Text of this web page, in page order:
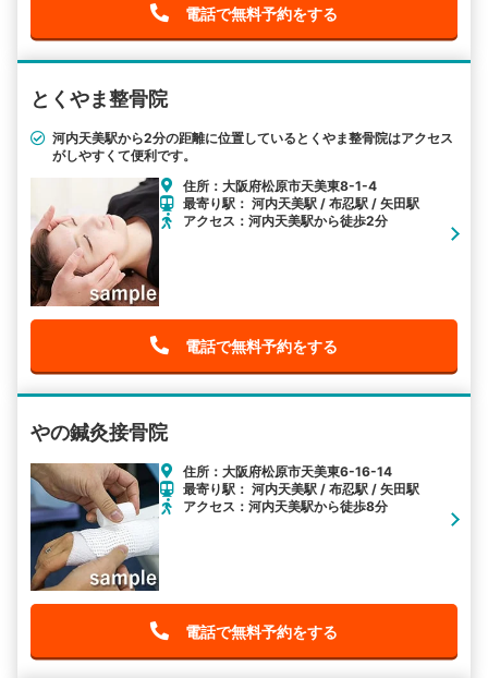
電話で無料予約をする
とくやま整骨院
河内天美駅から2分の距離に位置しているとくやま整骨院はアクセス
がしやすくて便利です。
住所：大阪府松原市天美東8-1-4
最寄り駅： 河内天美駅 / 布忍駅 / 矢田駅
アクセス：河内天美駅から徒歩2分
電話で無料予約をする
やの鍼灸接骨院
住所：大阪府松原市天美東6-16-14
最寄り駅： 河内天美駅 / 布忍駅 / 矢田駅
アクセス：河内天美駅から徒歩8分
電話で無料予約をする